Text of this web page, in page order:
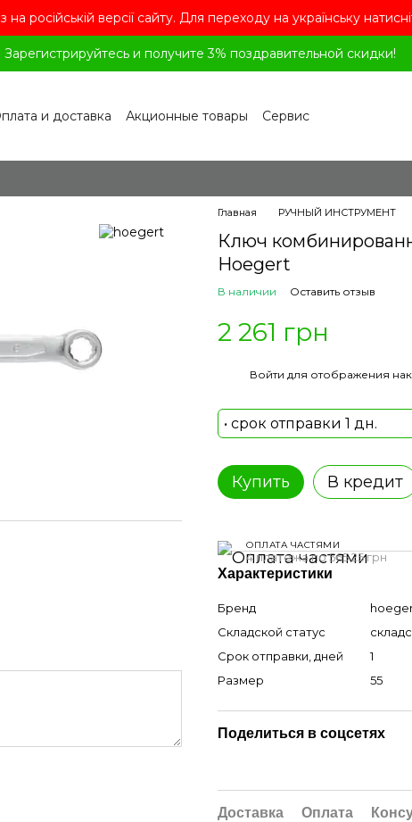
на російській версії сайту. Для переходу на українську
Зарегистрируйтесь и получите 3% поздравительной скидки!
и доставка Акционные товары
Сервис
Главная РУЧНЫЙ ИНСТРУМЕНТ
Ключ
Hoegert
В наличии Оставить отзыв
2 261 грн
Войти для отображения
• срок отправки 1 дн.
Купить В кредит
ОПЛАТА ЧАСТЯМИ
4 платежа по 565.25 грн
Характеристики
Бренд
Складской статус
Срок отправки, дней
1
Размер
55
Поделиться в соцсетях
Доставка Оплата